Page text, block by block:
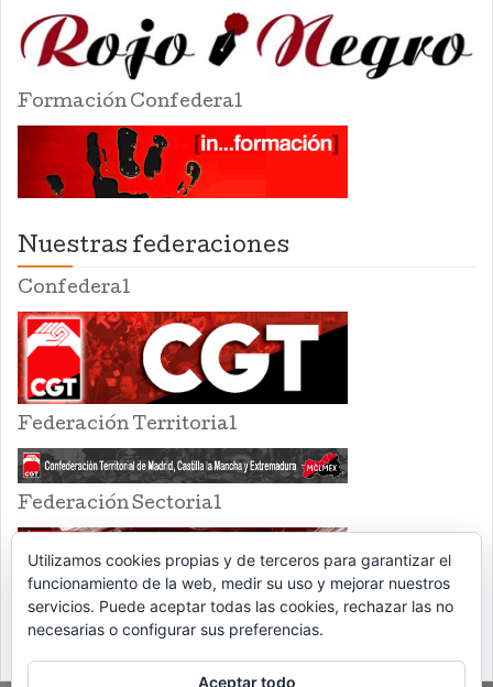
Formación Confederal
Nuestras federaciones
Confederal
Federación Territorial
Federación Sectorial
Utilizamos cookies propias y de terceros para garantizar el
funcionamiento de la web, medir su uso y mejorar nuestros
servicios. Puede aceptar todas las cookies, rechazar las no
necesarias o configurar sus preferencias.
Aceptar todo